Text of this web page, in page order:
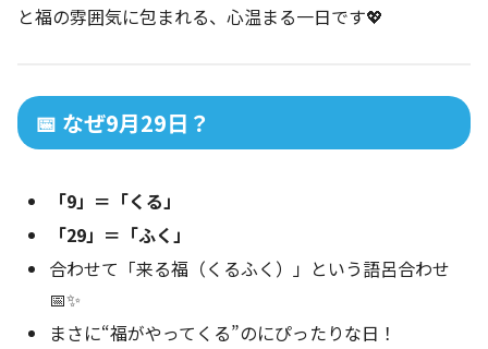
と福の雰囲気に包まれる、心温まる一日です💖
📅 なぜ9月29日？
「9」＝「くる」
「29」＝「ふく」
合わせて「来る福（くるふく）」という語呂合わせ
📅✨
まさに“福がやってくる”のにぴったりな日！